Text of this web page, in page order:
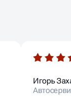
Игорь